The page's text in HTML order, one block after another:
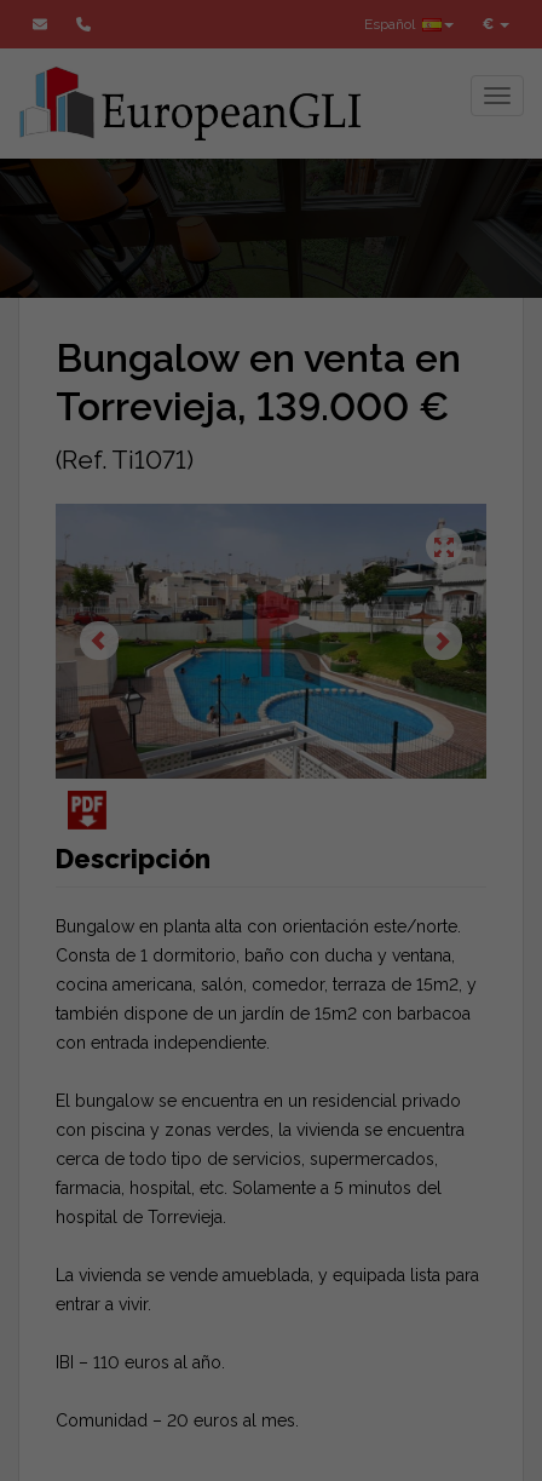
€
Español
Bungalow en venta en
Torrevieja, 139.000 €
(Ref. Ti1071)
Descripción
Bungalow en planta alta con orientación este/norte.
Consta de 1 dormitorio, baño con ducha y ventana,
cocina americana, salón, comedor, terraza de 15m2, y
también dispone de un jardín de 15m2 con barbacoa
con entrada independiente.
El bungalow se encuentra en un residencial privado
con piscina y zonas verdes, la vivienda se encuentra
cerca de todo tipo de servicios, supermercados,
farmacia, hospital, etc. Solamente a 5 minutos del
hospital de Torrevieja.
La vivienda se vende amueblada, y equipada lista para
entrar a vivir.
IBI – 110 euros al año.
Comunidad – 20 euros al mes.